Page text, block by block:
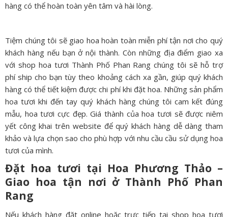
hàng có thể hoàn toàn yên tâm và hài lòng.
Tiệm chúng tôi sẽ giao hoa hoàn toàn miễn phí tận nơi cho quý
khách hàng nếu bạn ở nội thành. Còn những địa điểm giao xa
với shop hoa tươi Thành Phố Phan Rang chúng tôi sẽ hỗ trợ
phí ship cho bạn tùy theo khoảng cách xa gần, giúp quý khách
hàng có thể tiết kiệm được chi phí khi đặt hoa. Những sản phẩm
hoa tươi khi đến tay quý khách hàng chúng tôi cam kết đúng
mẫu, hoa tươi cực đẹp. Giá thành của hoa tươi sẽ được niêm
yết công khai trên website để quý khách hàng dễ dàng tham
khảo và lựa chọn sao cho phù hợp với nhu cầu cầu sử dụng hoa
tươi của mình.
Đặt hoa tươi tại Hoa Phương Thảo –
Giao hoa tận nơi ở Thành Phố Phan
Rang
Nếu khách hàng đặt online hoặc trực tiếp tại shop hoa tươi